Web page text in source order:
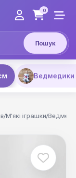
Пошук
0
Ведмедики
/М'які іграшки/